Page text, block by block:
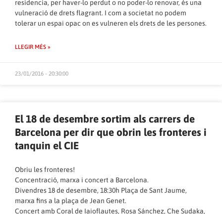
residencia, per haver-lo perdut o no poder-lo renovar, és una
vulneració de drets flagrant. I com a societat no podem
tolerar un espai opac on es vulneren els drets de les persones.
LLEGIR MÉS »
23/01/2016 - 20:30:00
El 18 de desembre sortim als carrers de
Barcelona per dir que obrin les fronteres i
tanquin el CIE
Obriu les fronteres!
Concentració, marxa i concert a Barcelona.
Divendres 18 de desembre, 18:30h Plaça de Sant Jaume,
marxa fins a la plaça de Jean Genet.
Concert amb Coral de Iaioflautes, Rosa Sánchez, Che Sudaka,